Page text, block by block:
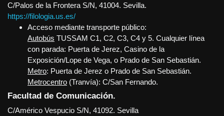
C/Palos de la Frontera S/N, 41004. Sevilla.
https://filologia.us.es/
Acceso mediante transporte público:
Autobús TUSSAM C1, C2, C3, C4 y 5. Cualquier línea
con parada: Puerta de Jerez, Casino de la
Exposición/Lope de Vega, o Prado de San Sebastián.
Metro: Puerta de Jerez o Prado de San Sebastián.
Metrocentro (Tranvía): C/San Fernando.
Facultad de Comunicación.
C/Américo Vespucio S/N, 41092. Sevilla